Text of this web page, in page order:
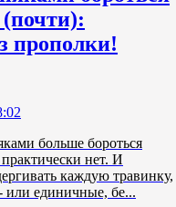
прополки!
больше бороться
нет. И
каждую травинку,
или единичные, бе...